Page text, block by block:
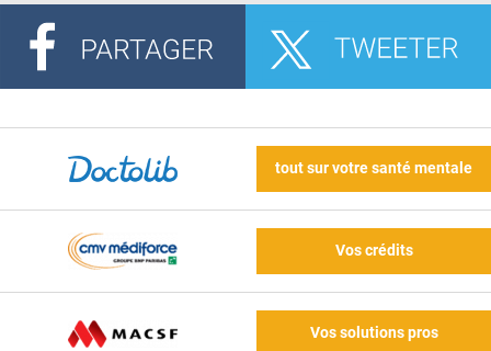
tout sur votre santé mentale
Vos crédits
Vos solutions pros